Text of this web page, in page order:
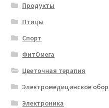
Продукты
Птицы
Спорт
ФитОмега
Цветочная терапия
Электромедицинское
Электроника